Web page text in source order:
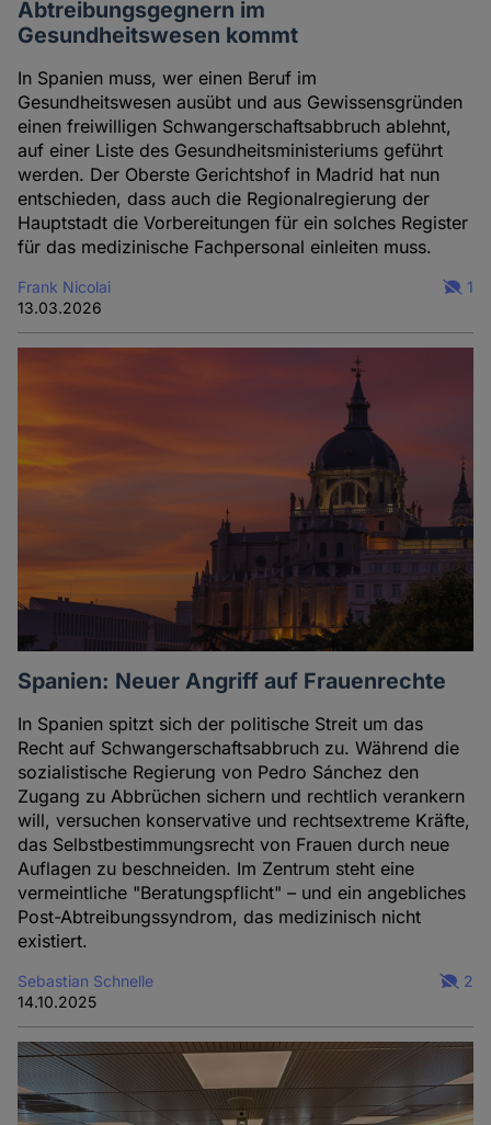
Abtreibungsgegnern im
Gesundheitswesen kommt
In Spanien muss, wer einen Beruf im
Gesundheitswesen ausübt und aus Gewissensgründen
einen freiwilligen Schwangerschaftsabbruch ablehnt,
auf einer Liste des Gesundheitsministeriums geführt
werden. Der Oberste Gerichtshof in Madrid hat nun
entschieden, dass auch die Regionalregierung der
Hauptstadt die Vorbereitungen für ein solches Register
für das medizinische Fachpersonal einleiten muss.
Frank Nicolai
13.03.2026
1
Spanien: Neuer Angriff auf Frauenrechte
In Spanien spitzt sich der politische Streit um das
Recht auf Schwangerschaftsabbruch zu. Während die
sozialistische Regierung von Pedro Sánchez den
Zugang zu Abbrüchen sichern und rechtlich verankern
will, versuchen konservative und rechtsextreme Kräfte,
das Selbstbestimmungsrecht von Frauen durch neue
Auflagen zu beschneiden. Im Zentrum steht eine
vermeintliche "Beratungspflicht" – und ein angebliches
Post-Abtreibungssyndrom, das medizinisch nicht
existiert.
Sebastian Schnelle
14.10.2025
2